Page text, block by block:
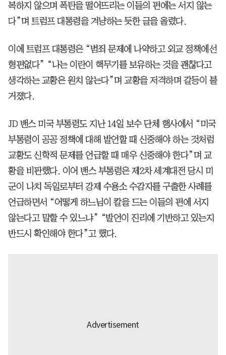
복하지 않으며 폭탄을 떨어뜨리는 이들의 편에는 서지 않는
다”며 트럼프 대통령을 겨냥하는 듯한 글을 올렸다.
이에 트럼프 대통령은 “범죄 문제에 나약하고 외교 정책에선
형편없다” “나는 이란이 핵무기를 보유하는 것을 괜찮다고
생각하는 교황은 원치 않는다”며 교황을 저격하며 갈등이 불
거졌다.
JD 밴스 미국 부통령도 지난 14일 보수 단체 행사에서 “미국
부통령이 공공 정책에 대해 발언할 때 신중해야 하는 것처럼
교황도 신학적 문제를 언급할 때 매우 신중해야 한다”며 교
황을 비판했다. 이어 밴스 부통령은 제2차 세계대전 당시 미
군이 나치 독일로부터 강제 수용소 수감자를 구출한 사례를
언급하면서 “어떻게 하느님이 칼을 드는 이들의 편에 서지
않는다고 말할 수 있느냐” “발언이 진리에 기반하고 있는지
반드시 확인해야 한다”고 했다.